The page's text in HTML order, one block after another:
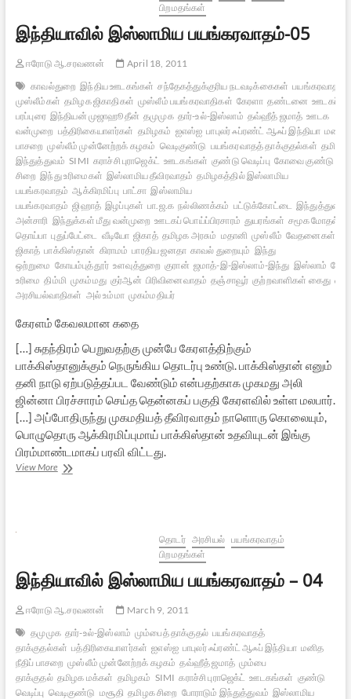
பிறமதங்கள்
இந்தியாவில் இஸ்லாமிய பயங்கரவாதம்-05
ஈரோடு ஆ.சரவணன்
April 18, 2011
காவல்துறை இந்திய ஊடகங்கள் சந்தேகத்துக்குரிய நடவடிக்கைகள் பயங்கரவாதம்
முஸ்லீம்கள் தமிழக ஜிகாதிகள் முஸ்லீம் பயங்கரவாதிகள் கேரளா தண்டனை ஊடகப்
பரப்புரை இந்தியன் முஜாஹூதீன் தமுமுக தார்-உல்-இஸ்லாம் தவ்ஹீத் ஜமாத் ஊடக
வன்முறை பத்திரிகையாளர்கள் தமிழகம் ஐஎஸ்ஐ பாபுலர் ஃப்ரண்ட் ஆஃப் இந்தியா மனித
பாசறை முஸ்லீம் முன்னேற்றக் கழகம் வெடிகுண்டு பயங்கரவாதத் தாக்குதல்கள்
இந்துத்துவம் SIMI கராச்சி புராஜெக்ட் ஊடகங்கள் குண்டு வெடிப்பு கோவை குண்டு
சிறை இந்து உரிமைகள் இஸ்லாமிய தீவிரவாதம் தமிழகத்தில் இஸ்லாமிய
பயங்கரவாதம் ஆக்கிரமிப்பு பாட்சா இஸ்லாமிய
பயங்கரவாதம் ஜிஹாத் இழப்புகள் பா.ஜ.க நல்லிணக்கம் பட்டுக்கோட்டை இந்துத்துவம்
அன்சாரி இந்துக்கள் மீது வன்முறை ஊடகப் பொய்ப்பிரசாரம் துயரங்கள் சமூக
தொய்பா புதுப்பேட்டை வீடியோ ஜிகாத் தமிழக அரசும் மதானி முஸ்லீம் வேதனைகள்
ஜிகாத் பாக்கிஸ்தான் கிராமம் பாரதிய ஜனதா காவல் துறையும் இந்து
ஒற்றுமை கோயம்புத்தூர் உளவுத்துறை குரான் ஜமாத்-இ-இஸ்லாம்-இந்து இஸ்லாம்
உரிமை திம்மி முகம்மது குர்ஆன் பிரிவினைவாதம் தஞ்சாவூர் குற்றவாளிகள் கைது
அரசியல்வாதிகள் அல் உம்மா முகம்மதியர்
கேரளம் கேவலமான கதை
[…] சுதந்திரம் பெறுவதற்கு முன்பே கேரளத்திற்கும்
பாக்கிஸ்தானுக்கும் நெருங்கிய தொடர்பு உண்டு. பாக்கிஸ்தான் எனும்
தனி நாடு ஏற்படுத்தப்பட வேண்டும் என்பதற்காக முகமது அலி
ஜின்னா பிரச்சாரம் செய்த தென்னகப் பகுதி கேரளவில் உள்ள மலபார்.
[…] அப்போதிருந்து முகமதியத் தீவிரவாதம் நாளொரு கொலையும்,
பொழுதொரு ஆக்கிரமிப்புமாய் பாக்கிஸ்தான் உதவியுடன் இங்கு
பிரம்மாண்டமாகப் பரவி விட்டது.
View Moreஇந்தியாவில்
தொடர் அரசியல் பயங்கரவாதம்
பிறமதங்கள்
இந்தியாவில் இஸ்லாமிய பயங்கரவாதம் – 04
ஈரோடு ஆ.சரவணன்
March 9, 2011
தமுமுக தார்-உல்-இஸ்லாம் மும்பைத் தாக்குதல் பயங்கரவாதத்
தாக்குதல்கள் பத்திரிகையாளர்கள் ஐஎஸ்ஐ பாபுலர் ஃப்ரண்ட் ஆஃப் இந்தியா மனித
நீதிப் பாசறை முஸ்லீம் முன்னேற்றக் கழகம் தவ்ஹீத் ஜமாத் மும்பை
தாக்குதல் தமிழக மக்கள் தமிழகம் SIMI கராச்சி புராஜெக்ட் ஊடகங்கள் குண்டு
வெடிப்பு வெடிகுண்டு மசூதி தமிழக சிறை போராடும் இந்துத்துவம் இஸ்லாமிய